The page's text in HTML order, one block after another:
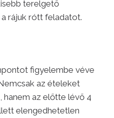
terelgető
rájuk rótt feladatot.
figyelembe véve
az ételeket
az előtte lévő 4
elengedhetetlen